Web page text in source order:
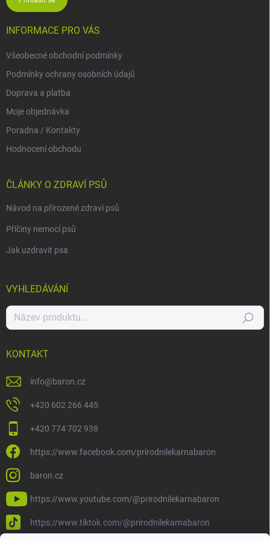
INFORMACE PRO VÁS
Všeobecné obchodní podmínky
Podmínky ochrany osobních údajů
Doprava a platba
Moje objednávka
Poradna / Kontakty
Hodnocení obchodu
ČLÁNKY O ZDRAVÍ PSŮ
Návod na přirozené zdraví psů
Příčiny nemocí psů
Jak uzdravit psa
VYHLEDÁVÁNÍ
Hledat
KONTAKT
info@baron.cz
+420 602 266 445
+420 774 702 938
https://www.facebook.com/prirodnilekarnabaron
baron.cz
https://www.youtube.com/@prirodnilekarnabaron
https://www.tiktok.com/@prirodnilekarnabaron